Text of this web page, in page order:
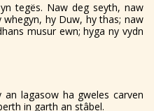
tegës. Naw deg seyth, naw
hy Duw, hy thas; naw
musur ewn; hyga ny vydn
lagasow ha gweles carven
in garth an stâbel.